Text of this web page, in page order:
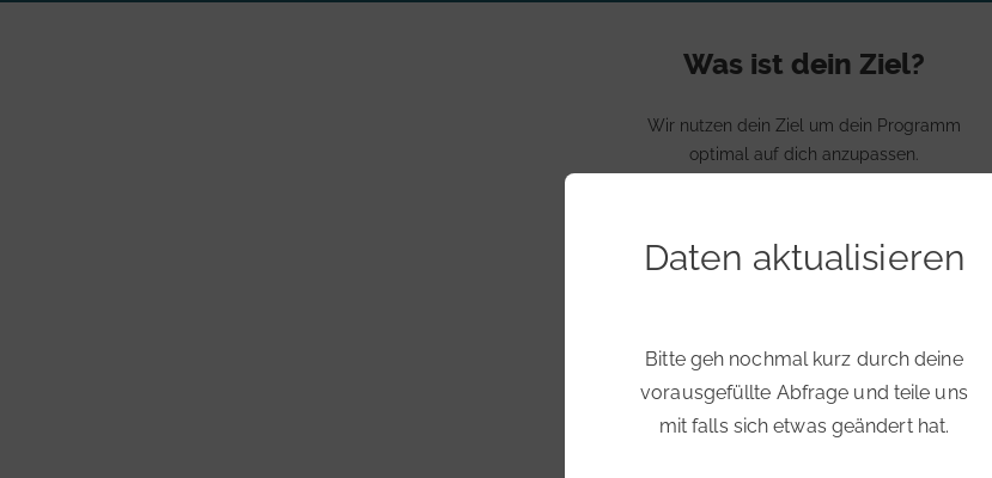
Daten aktualisieren
Bitte geh nochmal kurz durch deine
vorausgefüllte Abfrage und teile uns
mit falls sich etwas geändert hat.
Was ist dein Ziel?
Wir nutzen dein Ziel um dein Programm
optimal auf dich anzupassen.
Deine Ernährungsweise
kannst deine Angaben später jederzeit selbst
anpassen.